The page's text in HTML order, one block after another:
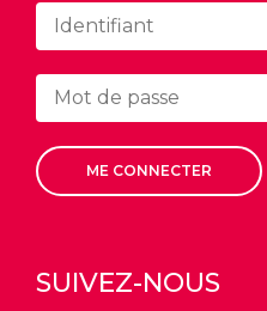
ME CONNECTER
SUIVEZ-NOUS